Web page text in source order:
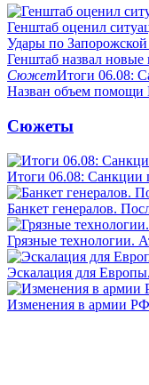
Генштаб оценил
Удары по Запорожской
Генштаб назвал новые
СюжетИтоги 06.08:
Назван объем
Сюжеты
Итоги 06.08: Санкции
Банкет генералов.
Грязные технологии.
Эскалация для
Изменения в армии